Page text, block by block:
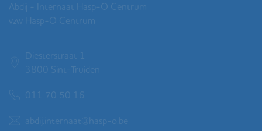
Abdij - Internaat Hasp-O Centrum
vzw Hasp-O Centrum
Diesterstraat 1
3800 Sint-Truiden
011 70 50 16
abdij.internaat@hasp-o.be